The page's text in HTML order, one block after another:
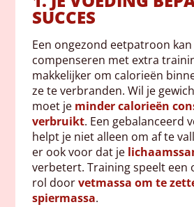
SUCCES
Een ongezond eetpatroon
compenseren met extra
makkelijker om calorieën
ze te verbranden. Wil je
moet je minder calorieën
verbruikt. Een gebalanceerd
helpt je niet alleen om af te
er ook voor dat je
verbetert. Training speelt een
rol doorvetmassa om te
spiermassa.